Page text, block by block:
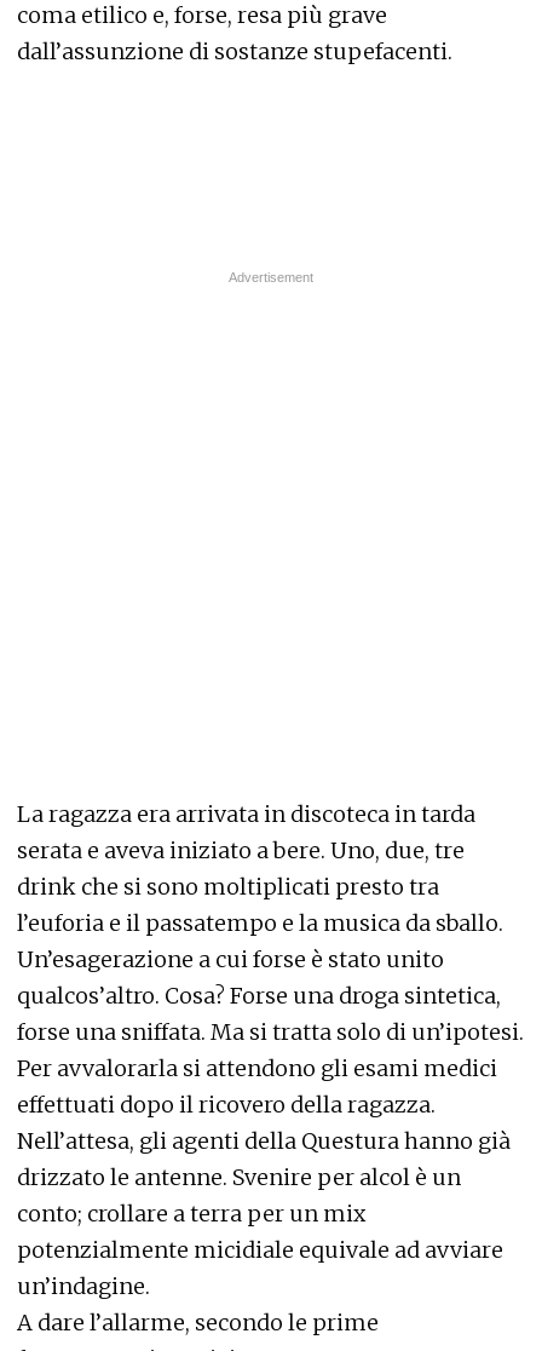
coma etilico e, forse, resa più grave
dall’assunzione di sostanze stupefacenti.
La ragazza era arrivata in discoteca in tarda
serata e aveva iniziato a bere. Uno, due, tre
drink che si sono moltiplicati presto tra
l’euforia e il passatempo e la musica da sballo.
Un’esagerazione a cui forse è stato unito
qualcos’altro. Cosa? Forse una droga sintetica,
forse una sniffata. Ma si tratta solo di un’ipotesi.
Per avvalorarla si attendono gli esami medici
effettuati dopo il ricovero della ragazza.
Nell’attesa, gli agenti della Questura hanno già
drizzato le antenne. Svenire per alcol è un
conto; crollare a terra per un mix
potenzialmente micidiale equivale ad avviare
un’indagine.
A dare l’allarme, secondo le prime